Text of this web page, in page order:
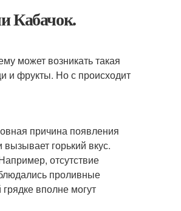
Кабачок.
может возникать такая
и фрукты. Но с происходит
причина появления
горький вкус.
отсутствие
проливные
вполне могут